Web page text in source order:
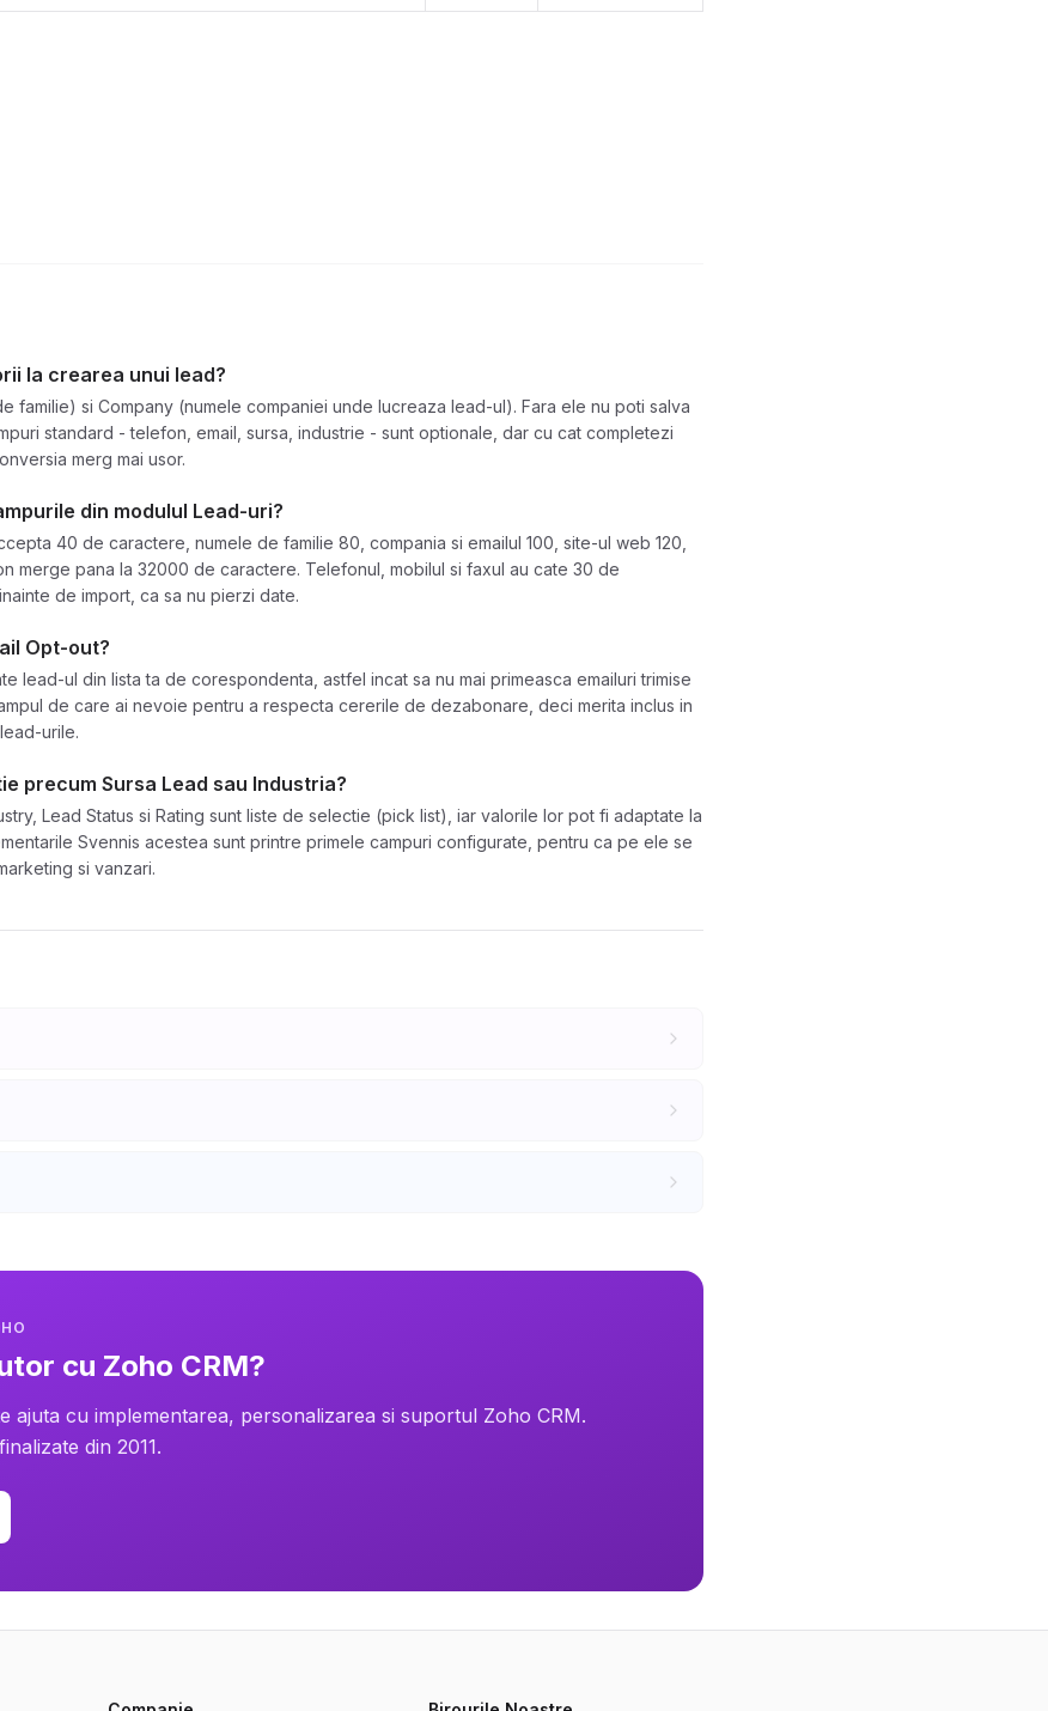
la crearea unui lead?
familie) si Company (numele companiei unde lucreaza lead-ul). Fara ele nu poti salva
standard - telefon, email, sursa, industrie - sunt optionale, dar cu cat completezi
merg mai usor.
din modulul Lead-uri?
40 de caractere, numele de familie 80, compania si emailul 100, site-ul web 120,
merge pana la 32000 de caractere. Telefonul, mobilul si faxul au cate 30 de
de import, ca sa nu pierzi date.
Opt-out?
lead-ul din lista ta de corespondenta, astfel incat sa nu mai primeasca emailuri trimise
de care ai nevoie pentru a respecta cererile de dezabonare, deci merita inclus in
urile.
precum Sursa Lead sau Industria?
Lead Status si Rating sunt liste de selectie (pick list), iar valorile lor pot fi adaptate la
Svennis acestea sunt printre primele campuri configurate, pentru ca pe ele se
si vanzari.
cu Zoho CRM?
ajuta cu implementarea, personalizarea si suportul Zoho CRM.
din 2011.